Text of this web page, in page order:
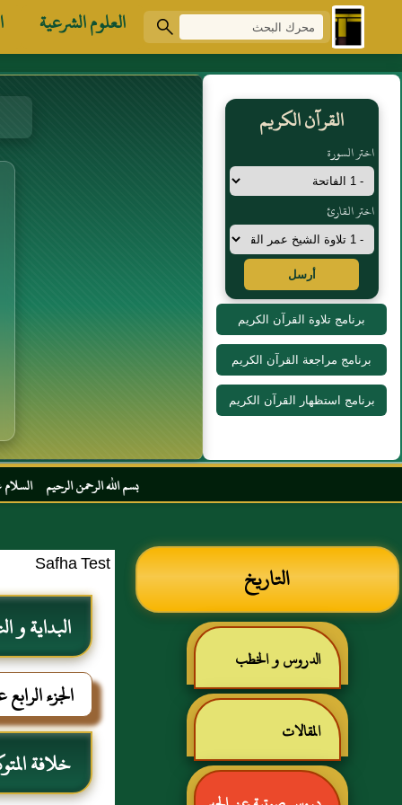
العلوم الشرعية
القرآن الكريم
اختر السورة
اختر القارئ
أرسل
برنامج تلاوة القرآن الكريم
برنامج مراجعة القرآن الكريم
برنامج استظهار القرآن الكريم
بسم الله الرحمن الرحيم السلام عليكم و رحمة
التاريخ
الدروس و الخطب
المقالات
Safha Test
البداية و
الجزء
خلافة